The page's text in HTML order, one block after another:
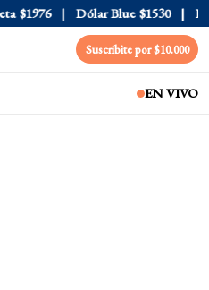
$1976 Dólar Blue $1530
Suscribite por $10.000
EN VIVO